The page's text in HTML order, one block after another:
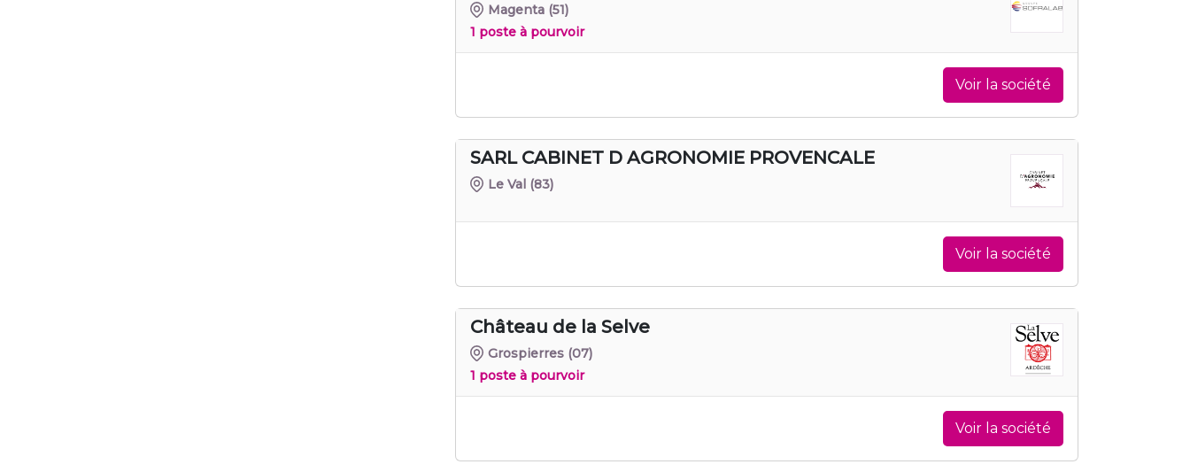
Magenta (51)
1 poste à pourvoir
Voir la société
SARL CABINET D AGRONOMIE PROVENCALE
Le Val (83)
Voir la société
Château de la Selve
Grospierres (07)
1 poste à pourvoir
Voir la société